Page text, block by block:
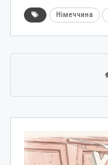
Німеччина